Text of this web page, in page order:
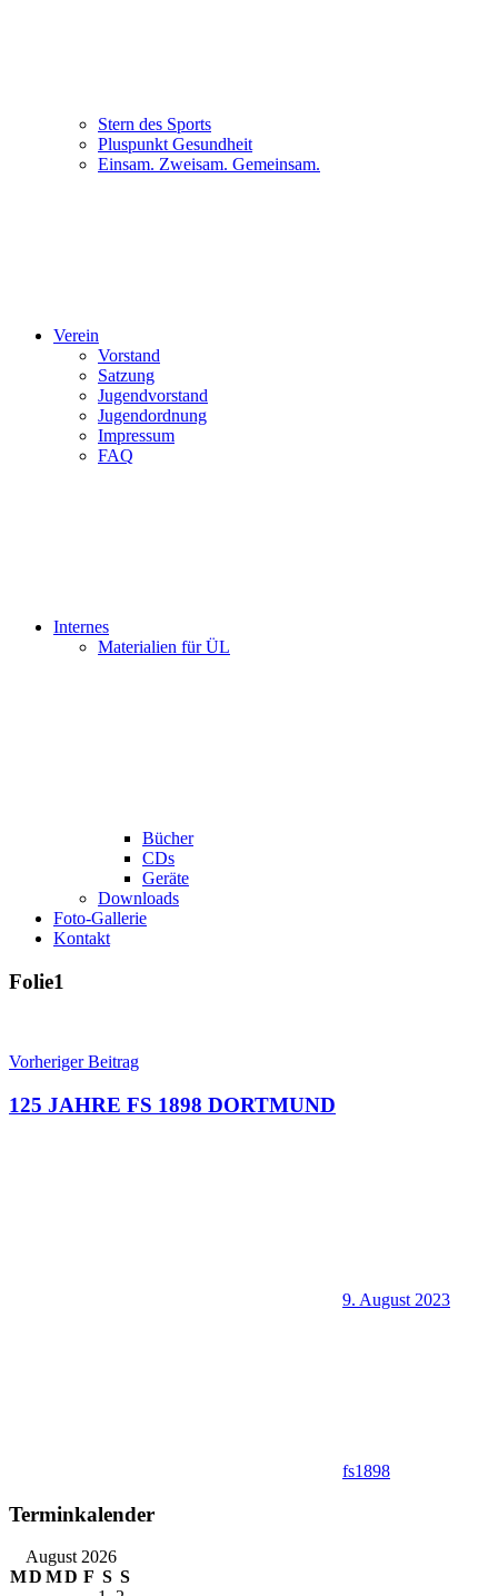
Stern des Sports
Pluspunkt Gesundheit
Einsam. Zweisam. Gemeinsam.
Verein
Vorstand
Satzung
Jugendvorstand
Jugendordnung
Impressum
FAQ
Internes
Materialien für ÜL
Bücher
CDs
Geräte
Downloads
Foto-Gallerie
Kontakt
Folie1
Beitragsnavigation
Vorheriger Beitrag
125 JAHRE FS 1898 DORTMUND
9. August 2023
fs1898
Terminkalender
August 2026
MD MD F S S